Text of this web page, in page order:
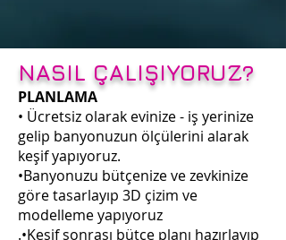
NASIL ÇALIŞIYORUZ?
PLANLAMA
• Ücretsiz olarak evinize - iş yerinize
gelip banyonuzun ölçülerini alarak
keşif yapıyoruz.
•Banyonuzu bütçenize ve zevkinize
göre tasarlayıp 3D çizim ve
modelleme yapıyoruz
.•Keşif sonrası bütçe planı hazırlayıp